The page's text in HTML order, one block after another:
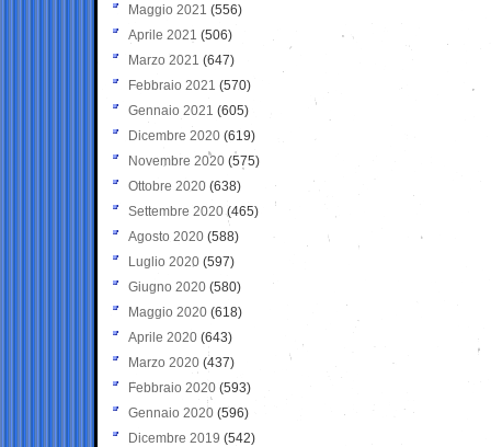
Maggio 2021 (556)
Aprile 2021 (506)
Marzo 2021 (647)
Febbraio 2021 (570)
Gennaio 2021 (605)
Dicembre 2020 (619)
Novembre 2020 (575)
Ottobre 2020 (638)
Settembre 2020(465)
Agosto 2020 (588)
Luglio 2020 (597)
Giugno 2020 (580)
Maggio 2020 (618)
Aprile 2020 (643)
Marzo 2020 (437)
Febbraio 2020 (593)
Gennaio 2020 (596)
Dicembre 2019 (542)